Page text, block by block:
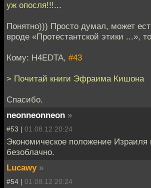
уж опосля!!!...
Понятно))) Просто думал, может
вроде «Протестантской этики ...»,
Кому: H4EDTA, #43
> Почитай книги Эфраима Кишона
Спасибо.
neonneonneon »
#53 | 01.08.12 20:24
Экономическое положение Израиля
безоблачно.
Lucawy »
#54 | 01.08.12 20:24